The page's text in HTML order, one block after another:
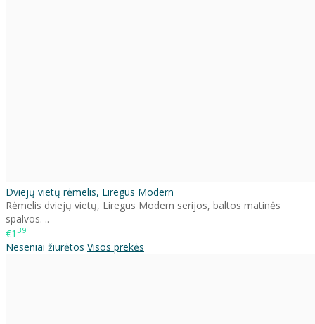
Dviejų vietų rėmelis, Liregus Modern
Rėmelis dviejų vietų, Liregus Modern serijos, baltos matinės
spalvos. ..
€1 39
Neseniai žiūrėtos Visos prekės